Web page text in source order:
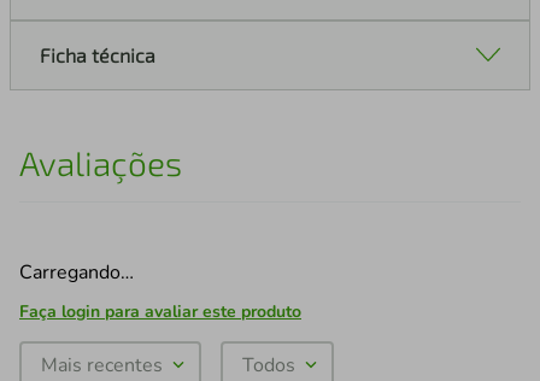
Ficha técnica
Avaliações
Carregando…
Faça login para avaliar este produto
Mais recentes Todos